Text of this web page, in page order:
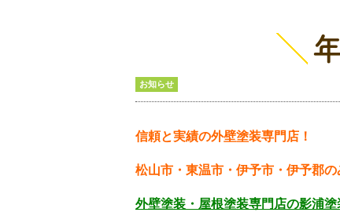
お知らせ
信頼と実績の外壁塗装専門店！
松山市・東温市・伊予市・伊予郡の
外壁塗装・屋根塗装専門店の影浦塗